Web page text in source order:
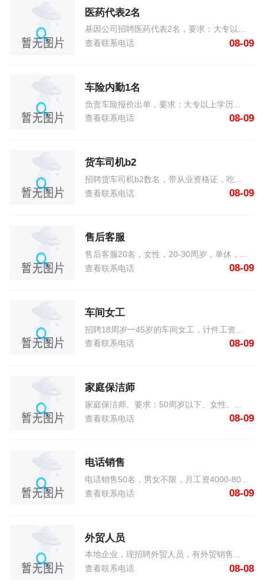
江宁用户137****1209发布了车险内勤1名 08-09
江宁用户152****8822发布了专业搬家 08-09
江宁用户185****6038发布了大量收售彩钢房，彩钢
瓦，复合板，各种... 08-09
医药代表2名
基因公司招聘医药代表2名，要求：大专以...
查看联系电话
08-09
车险内勤1名
负责车险报价出单，要求：大专以上学历...
查看联系电话
08-09
货车司机b2
招聘货车司机b2数名，带从业资格证，吃...
查看联系电话
08-09
售后客服
售后客服20名，女性，20-30周岁，单休，...
查看联系电话
08-09
车间女工
招聘18周岁一45岁的车间女工，计件工资...
查看联系电话
08-09
家庭保洁师
家庭保洁师。要求：50周岁以下、女性、...
查看联系电话
08-09
电话销售
电话销售50名，男女不限，月工资4000-80...
查看联系电话
08-09
外贸人员
本地企业，现招聘外贸人员，有外贸销售...
查看联系电话
08-08